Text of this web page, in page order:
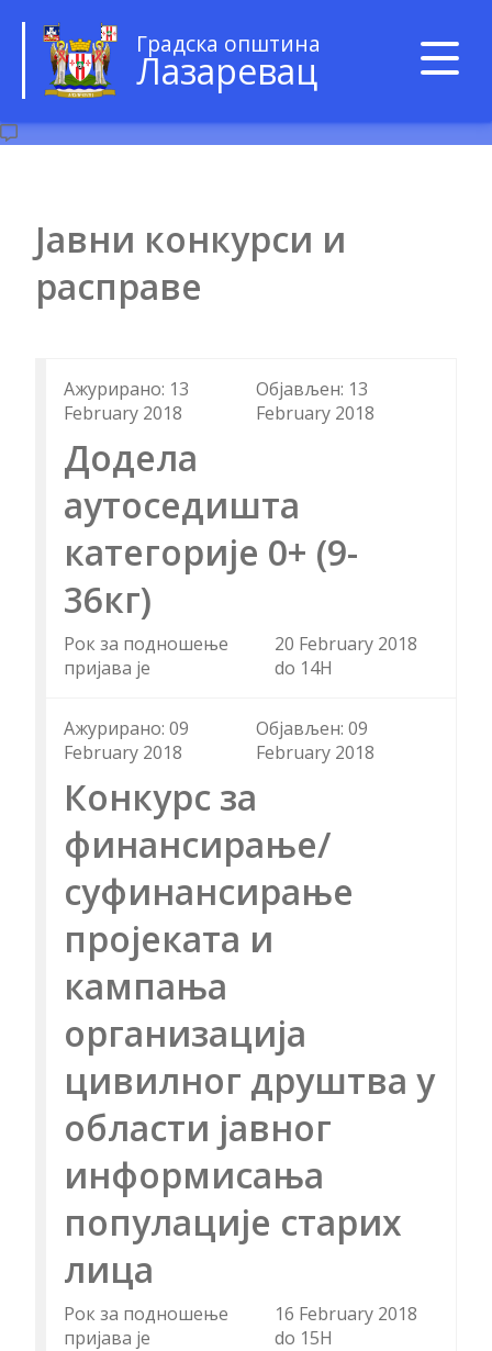
Градска општина
Лазаревац
Јавни конкурси и
расправе
Aжурирано: 13
February 2018
Објављен: 13
February 2018
Додела
аутоседишта
категорије 0+ (9-
36кг)
Рок за подношење
пријава је
20 February 2018
do 14H
Aжурирано: 09
February 2018
Објављен: 09
February 2018
Конкурс за
финансирање/
суфинансирање
пројеката и
кампања
организација
цивилног друштва у
области јавног
информисања
популације старих
лица
Рок за подношење
пријава је
16 February 2018
do 15H